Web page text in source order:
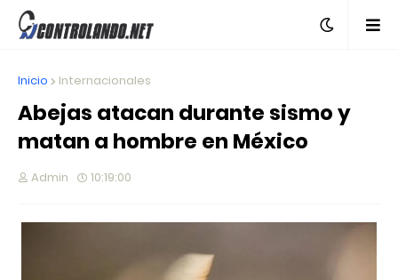
Inicio Internacionales
Abejas atacan durante sismo y
matan a hombre en México
Admin 10:19:00